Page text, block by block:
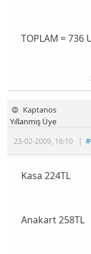
TOPLAM = 736
Kaptanos
23-02-2009, 16:10 |
Yıllanmış Üye
Kasa 224TL
Anakart 258TL